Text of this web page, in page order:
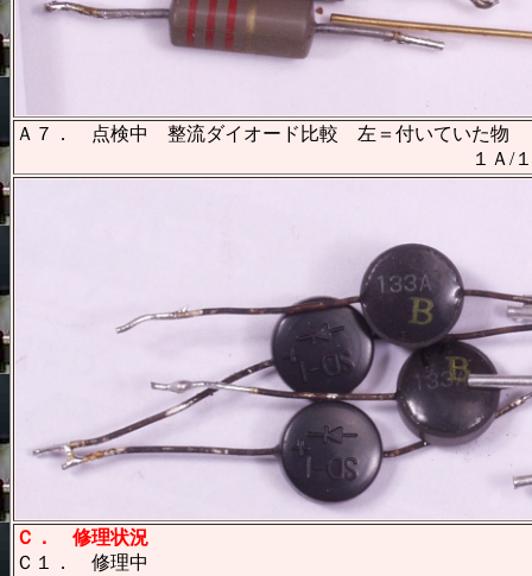
Ａ７． 点検中 整流ダイオード比較 左＝付いていた物
１Ａ/１０００Ｖ ３
Ｃ． 修理状況
Ｃ１． 修理中